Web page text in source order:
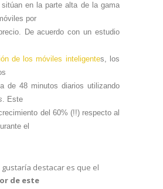
en la parte alta de la gama
por
De acuerdo con un estudio
de los móviles inteligentes, los
de 48 minutos diarios utilizando
. Este
del 60% (!!) respecto al
el
destacar es que el
de este